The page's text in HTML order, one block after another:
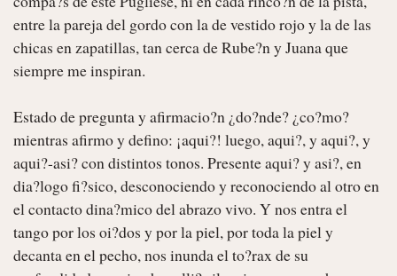
entre la pareja del gordo con la de vestido rojo y la de las
chicas en zapatillas, tan cerca de Rube?n y Juana que
siempre me inspiran.
Estado de pregunta y afirmacio?n ¿do?nde? ¿co?mo?
mientras afirmo y defino: ¡aqui?! luego, aqui?, y aqui?, y
aqui?-asi? con distintos tonos. Presente aqui? y asi?, en
dia?logo fi?sico, desconociendo y reconociendo al otro en
el contacto dina?mico del abrazo vivo. Y nos entra el
tango por los oi?dos y por la piel, por toda la piel y
decanta en el pecho, nos inunda el to?rax de su